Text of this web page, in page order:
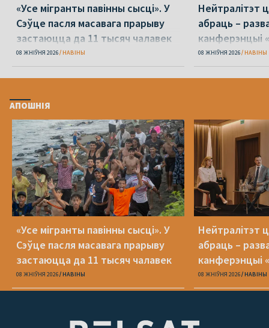
«Усе мігранты павінны сысці». У
Сэўце пасля масавага прарыву
застаюцца да 11 тысяч чалавек
08 ЖНІЎНЯ 2026 НАВІНЫ
Нейтралітэт
абраць –
канферэнцыі
08 ЖНІЎНЯ 2026 НАВІНЫ
АПОШНІЯ
«Усе мігранты павінны сысці». У
Сэўце пасля масавага прарыву
застаюцца да 11 тысяч чалавек
08 ЖНІЎНЯ 2026 НАВІНЫ
Нейтралітэт
абраць –
канферэнцыі
08 ЖНІЎНЯ 2026 НАВІНЫ